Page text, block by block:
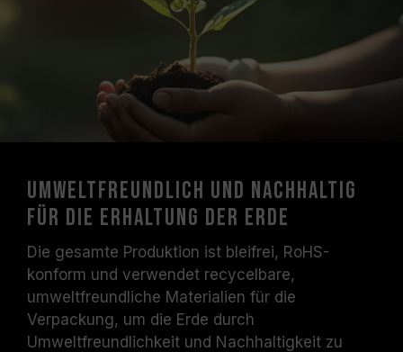
Umweltfreundlich und nachhaltig
für die Erhaltung der Erde
Die gesamte Produktion ist bleifrei, RoHS-
konform und verwendet recycelbare,
umweltfreundliche Materialien für die
Verpackung, um die Erde durch
Umweltfreundlichkeit und Nachhaltigkeit zu